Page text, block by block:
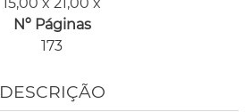
Nº Páginas
173
DESCRIÇÃO